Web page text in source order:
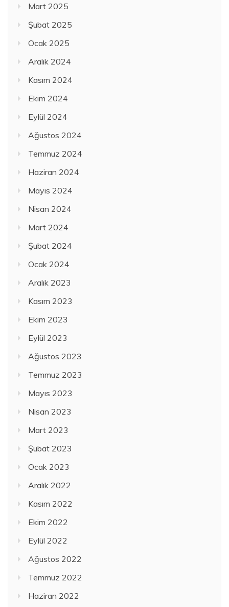
Mart 2025
Şubat 2025
Ocak 2025
Aralık 2024
Kasım 2024
Ekim 2024
Eylül 2024
Ağustos 2024
Temmuz 2024
Haziran 2024
Mayıs 2024
Nisan 2024
Mart 2024
Şubat 2024
Ocak 2024
Aralık 2023
Kasım 2023
Ekim 2023
Eylül 2023
Ağustos 2023
Temmuz 2023
Mayıs 2023
Nisan 2023
Mart 2023
Şubat 2023
Ocak 2023
Aralık 2022
Kasım 2022
Ekim 2022
Eylül 2022
Ağustos 2022
Temmuz 2022
Haziran 2022